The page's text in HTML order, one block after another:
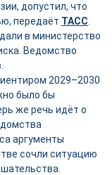
допустил, что
передаёт ТАСС
в министерство
Ведомство
2029–2030
было бы
же речь идёт о
аргументы
сочли ситуацию